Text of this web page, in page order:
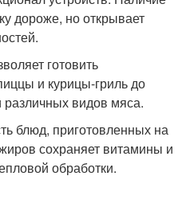
дороже, но открывает
готовить
и курицы-гриль до
видов мяса.
блюд, приготовленных на
сохраняет витамины и
обработки.